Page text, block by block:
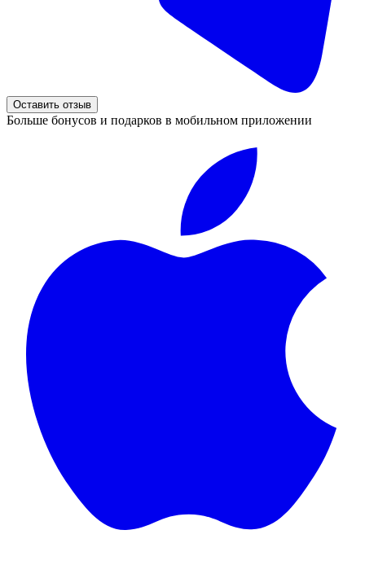
Оставить отзыв
Больше бонусов и подарков в мобильном приложении